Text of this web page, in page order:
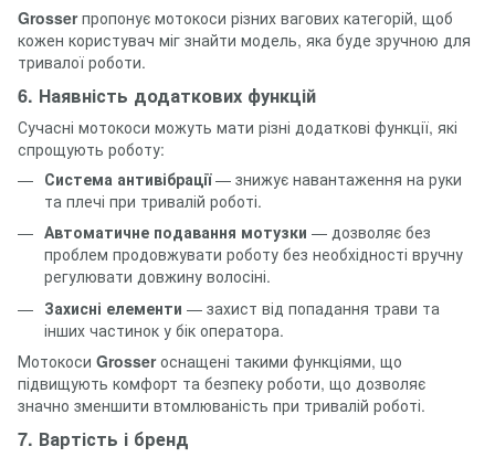
Grosserпропонує мотокоси різних вагових категорій, щоб
кожен користувач міг знайти модель, яка буде зручною для
тривалої роботи.
6. Наявність додаткових функцій
Сучасні мотокоси можуть мати різні додаткові функції, які
спрощують роботу:
Система антивібрації— знижує навантаження на руки
та плечі при тривалій роботі.
Автоматичне подавання мотузки — дозволяє без
проблем продовжувати роботу без необхідності вручну
регулювати довжину волосіні.
Захисні елементи — захист від попадання трави та
інших частинок у бік оператора.
Мотокоси Grosserоснащені такими функціями, що
підвищують комфорт та безпеку роботи, що дозволяє
значно зменшити втомлюваність при тривалій роботі.
7. Вартість і бренд